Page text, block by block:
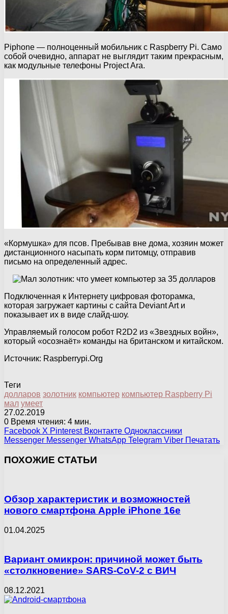
Piphone — полноценный мобильник с Raspberry Pi. Само
собой очевидно, аппарат не выглядит таким прекрасным,
как модульные телефоны Project Ara.
«Кормушка» для псов. Пребывав вне дома, хозяин может
дистанционного насыпать корм питомцу, отправив
письмо на определенный адрес.
Подключенная к Интернету цифровая фоторамка,
которая загружает картины с сайта Deviant Art и
показывает их в виде слайд-шоу.
Управляемый голосом робот R2D2 из «Звездных войн»,
который «осознаёт» команды на британском и китайском.
Источник: Raspberrypi.Org
Теги
долларов золотник компьютер компьютер Raspberry Pi
мал умеет
27.02.2019
0 Время чтения: 4 мин.
Facebook X Pinterest Вконтакте Одноклассники
Messenger Messenger WhatsApp Telegram Viber Печатать
ПОХОЖИЕ СТАТЬИ
Обзор характеристик и возможностей
нового смартфона Apple iPhone 16e
01.04.2025
Вариант омикрон: причиной может быть
«столкновение» SARS-CoV-2 с ВИЧ
08.12.2021